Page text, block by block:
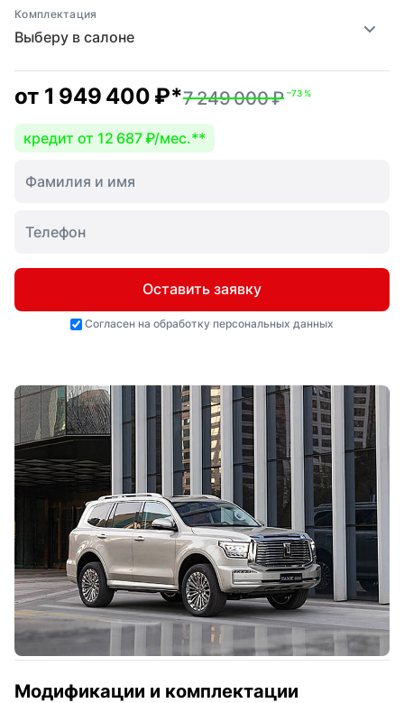
Выберу в салоне
Комплектация
от 1 949 400 ₽*7 249 000 ₽ –73 %
кредит от 12 687 ₽/мес.**
Оставить заявку
Согласен на обработку персональных данных
Модификации и комплектации